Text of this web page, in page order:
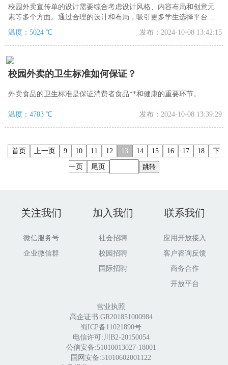
校园外卖宣传单的设计需要综合考虑设计风格、内容布局和创意元
素等多个方面。通过合理的设计和布局，吸引更多学生选择平台，
提升商家的知名度和销售额。
温度：5024 ℃ 发布：2024-10-08 13:42:15
校园外卖的卫生标准如何保证？
外卖食品的卫生标准是保证消费者食品**和健康的重要环节。
温度：4783 ℃ 发布：2024-10-08 13:39:29
首页 上一页 9 10 11 12 13 14 15 16 17 18 下
一页 尾页 跳转
关注我们
微信服务号
企业微信群
加入我们
社会招聘
校园招聘
国际招聘
联系我们
应用开放接入
客户咨询反馈
商务合作
开放平台
营业执照
高企证书:GR201851000984
蜀ICP备11021890号
电信许可:川B2-20150054
公信安备:51010013027-18001
国网安备:51010602001122